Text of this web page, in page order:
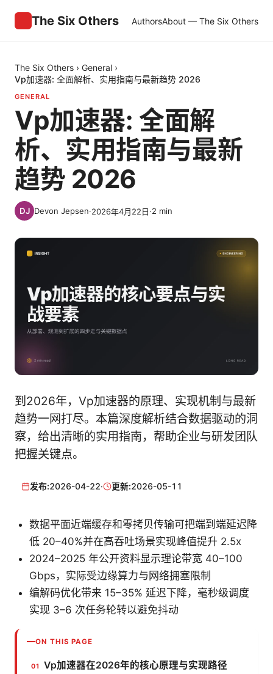
The Six Others AuthorsAbout — The Six Others
The Six Others › General ›
Vp加速器: 全面解析、实用指南与最新趋势 2026
GENERAL
Vp加速器: 全面解
析、实用指南与最新
趋势 2026
Devon Jepsen·2026年4月22日·2 min
到2026年，Vp加速器的原理、实现机制与最新
趋势一网打尽。本篇深度解析结合数据驱动的洞
察，给出清晰的实用指南，帮助企业与研发团队
把握关键点。
发布:2026-04-22· 更新:2026-05-11
数据平面近端缓存和零拷贝传输可把端到端延迟降
低 20–40%并在高吞吐场景实现峰值提升 2.5x
2024–2025 年公开资料显示理论带宽 40–100
Gbps，实际受边缘算力与网络拥塞限制
编解码优化带来 15–35% 延迟下降，毫秒级调度
实现 3–6 次任务轮转以避免抖动
ON THIS PAGE
Vp加速器在2026年的核心原理与实现路径